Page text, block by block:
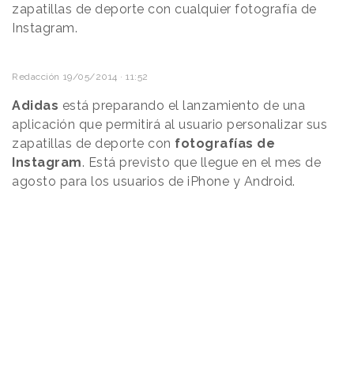
zapatillas de deporte con cualquier fotografía de
Instagram.
Redacción 19/05/2014 · 11:52
Adidas está preparando el lanzamiento de una
aplicación que permitirá al usuario personalizar sus
zapatillas de deporte con fotografías de
Instagram. Está previsto que llegue en el mes de
agosto para los usuarios de iPhone y Android.